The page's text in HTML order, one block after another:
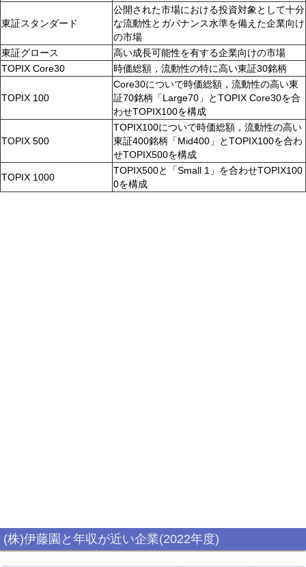
東証スタンダード
公開された市場における投資対象として十分
な流動性とガバナンス水準を備えた企業向け
の市場
東証グロース
高い成長可能性を有する企業向けの市場
TOPIX Core30
時価総額，流動性の特に高い東証30銘柄
TOPIX 100
Core30についで時価総額，流動性の高い東
証70銘柄「Large70」とTOPIX Core30を合
わせTOPIX100を構成
TOPIX 500
TOPIX100についで時価総額，流動性の高い
東証400銘柄「Mid400」とTOPIX100を合わ
せTOPIX500を構成
TOPIX 1000
TOPIX500と「Small 1」を合わせTOPIX100
0を構成
(株)伊藤園と年収が近い企業(2022年度)